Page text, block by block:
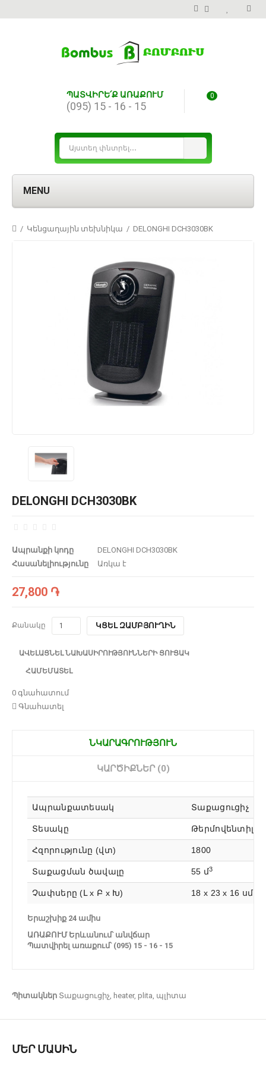
0
ՊԱՏՎԻՐԵ՛Ք ԱՌԱՔՈՒՄ
(095) 15 - 16 - 15
MENU
Կենցաղային տեխնիկա DELONGHI DCH3030BK
DELONGHI DCH3030BK
Ապրանքի կոդը
DELONGHI DCH3030BK
Հասանելիությունը
Առկա է
27,800 ֏
Քանակը ԿՑԵԼ ԶԱՄԲՅՈՒՂԻՆ
ԱՎԵԼԱՑՆԵԼ ՆԱԽԱՍԻՐՈՒԹՅՈՒՆՆԵՐԻ ՑՈՒՑԱԿ
ՀԱՄԵՄԱՏԵԼ
0 գնահատում
Գնահատել
ՆԿԱՐԱԳՐՈՒԹՅՈՒՆ
ԿԱՐԾԻՔՆԵՐ (0)
Ապրանքատեսակ Տաքացուցիչ
Տեսակը
Հզորությունը (վտ) 1800
Տաքացման ծավալը 55 մ3
Չափսերը (Լ x Բ x Խ) 18 x 23 x 16 սմ
Երաշխիք 24 ամիս
ԱՌԱՔՈՒՄ Երևանում՝ անվճար
Պատվիրել առաքում՝ (095) 15 - 16 - 15
Պիտակներ Տաքացուցիչ, heater, plita, պլիտա
ՄԵՐ ՄԱՍԻՆ